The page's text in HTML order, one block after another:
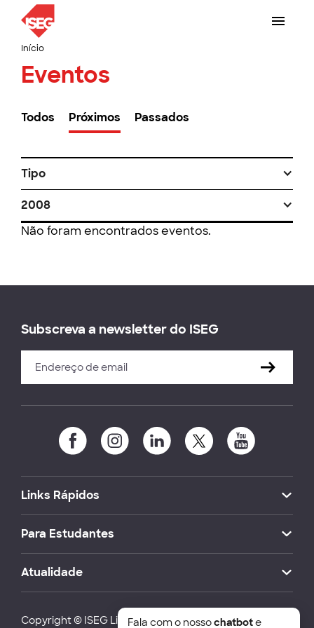
Início
Eventos
Todos Próximos Passados
Tipo
2008
Não foram encontrados eventos.
Subscreva a newsletter do ISEG
Links Rápidos
Para Estudantes
Atualidade
Copyright © ISEG Lisbon School of Economics and
Fala com o nossochatbote